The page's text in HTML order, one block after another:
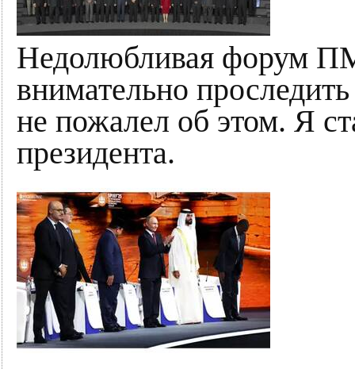
Недолюбливая форум
внимательно
не пожалел об этом. Я
президента.